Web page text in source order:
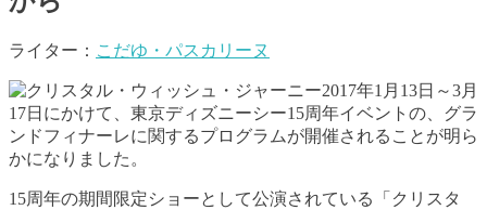
ライター： こだゆ・パスカリーヌ
2017年1月13日～3月
17日にかけて、東京ディズニーシー15周年イベントの、グラ
ンドフィナーレに関するプログラムが開催されることが明ら
かになりました。
15周年の期間限定ショーとして公演されている「クリスタ